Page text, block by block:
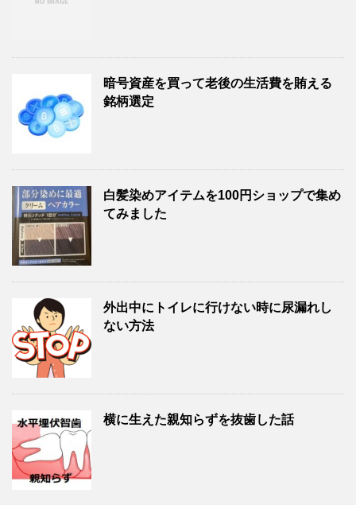
暗号資産を買って老後の生活費を賄える
銘柄選定
白髪染めアイテムを100円ショップで集め
てみました
外出中にトイレに行けない時に尿漏れし
ない方法
横に生えた親知らずを抜歯した話